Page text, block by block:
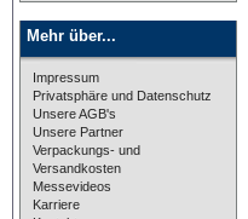
Mehr über...
Impressum
Privatsphäre und Datenschutz
Unsere AGB's
Unsere Partner
Verpackungs- und
Versandkosten
Messevideos
Karriere